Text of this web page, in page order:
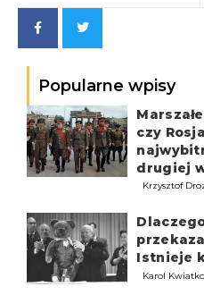
Popularne wpisy
czy
drugiej
Krzysztof
Istnieje
Karol